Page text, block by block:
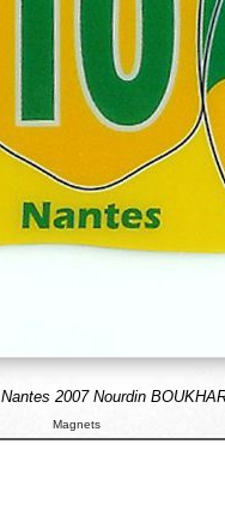
2007 Nourdin
Magnets